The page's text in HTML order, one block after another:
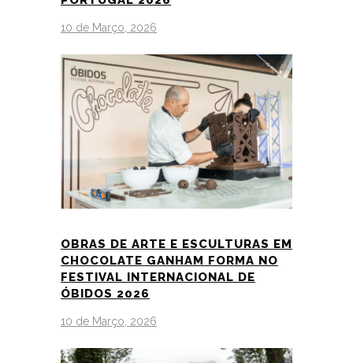
10 de Março, 2026
OBRAS DE ARTE E ESCULTURAS EM
CHOCOLATE GANHAM FORMA NO
FESTIVAL INTERNACIONAL DE
ÓBIDOS 2026
10 de Março, 2026